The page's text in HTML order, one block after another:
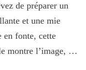
de préparer un
et une mie
en fonte, cette
montre l’image, …